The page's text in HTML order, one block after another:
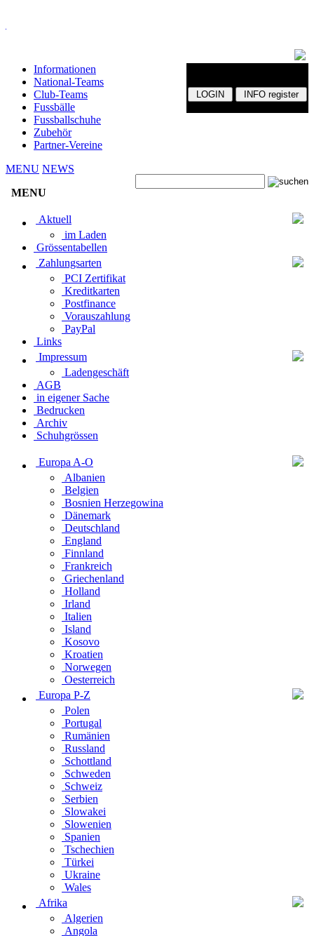
Informationen
National-Teams
Club-Teams
Fussbälle
Fussballschuhe
Zubehör
Partner-Vereine
MENU NEWS
MENU
Aktuell
im Laden
Grössentabellen
Zahlungsarten
PCI Zertifikat
Kreditkarten
Postfinance
Vorauszahlung
PayPal
Links
Impressum
Ladengeschäft
AGB
in eigener Sache
Bedrucken
Archiv
Schuhgrössen
Europa A-O
Albanien
Belgien
Bosnien Herzegowina
Dänemark
Deutschland
England
Finnland
Frankreich
Griechenland
Holland
Irland
Italien
Island
Kosovo
Kroatien
Norwegen
Oesterreich
Europa P-Z
Polen
Portugal
Rumänien
Russland
Schottland
Schweden
Schweiz
Serbien
Slowakei
Slowenien
Spanien
Tschechien
Türkei
Ukraine
Wales
Afrika
Algerien
Angola